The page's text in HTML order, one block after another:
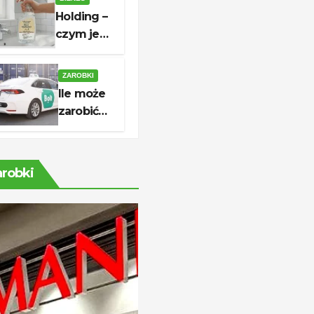
do której
czynne są
sklepy?
Holding –
czym jest,
i kiedy
warto go
utworzyć?
ZAROBKI
Ile może
zarobić
kierowca
dochód